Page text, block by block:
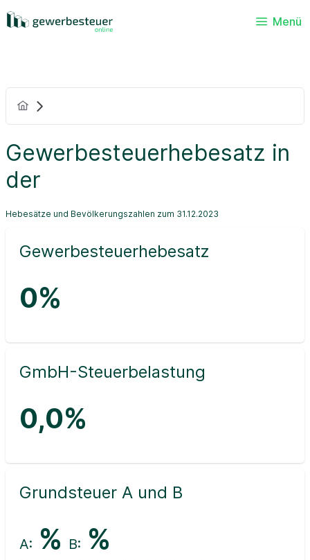
Menü
Gewerbesteuerhebesatz in
der
Hebesätze und Bevölkerungszahlen zum 31.12.2023
Gewerbesteuerhebesatz
0%
GmbH-Steuerbelastung
0,0%
Grundsteuer A und B
A: % B: %